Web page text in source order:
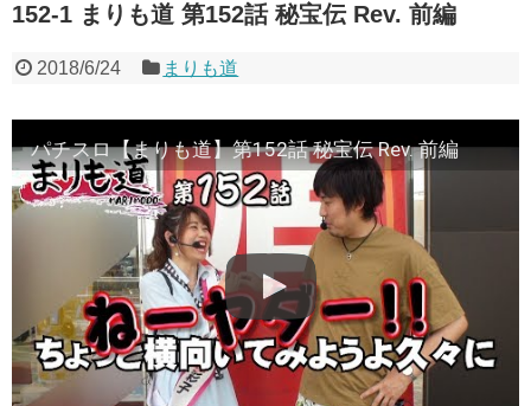
152-1 まりも道 第152話 秘宝伝 Rev. 前編
2018/6/24 まりも道
パチスロ【まりも道】第152話 秘宝伝 Rev. 前編